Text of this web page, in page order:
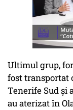
Ultimul grup,
fost transportat
Tenerife Sud și
au aterizat în